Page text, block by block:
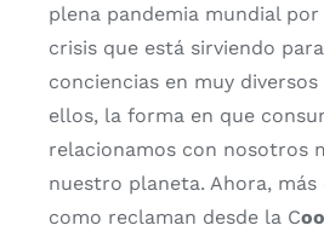
plena pandemia mundial por
crisis que está sirviendo
conciencias en muy
ellos, la forma en que
relacionamos con nosotros
nuestro planeta. Ahora, más
como reclaman desde la C